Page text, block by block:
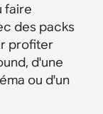
faire
des packs
profiter
d'une
ou d'un